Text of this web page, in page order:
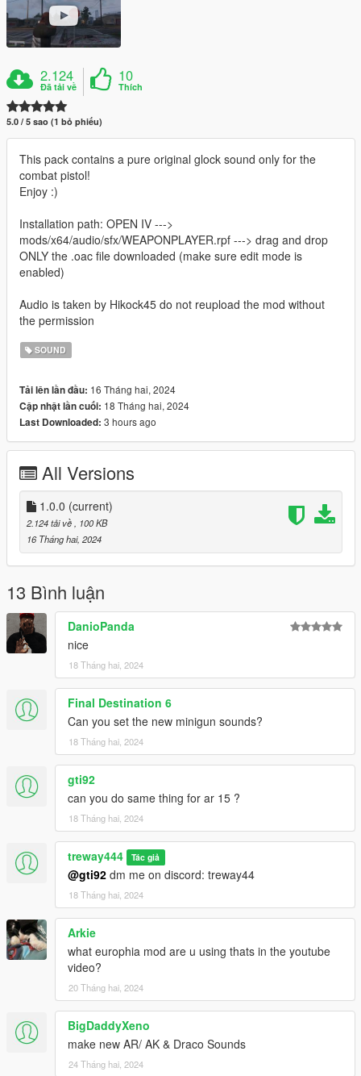
2.124
Đã tải về
10
Thích
5.0 / 5 sao (1 bỏ phiếu)
This pack contains a pure original glock sound only for the
combat pistol!
Enjoy :)
Installation path: OPEN IV --->
mods/x64/audio/sfx/WEAPONPLAYER.rpf ---> drag and drop
ONLY the .oac file downloaded (make sure edit mode is
enabled)
Audio is taken by Hikock45 do not reupload the mod without
the permission
SOUND
Tải lên lần đầu: 16 Tháng hai, 2024
Cập nhật lần cuối: 18 Tháng hai, 2024
Last Downloaded: 3 hours ago
All Versions
1.0.0 (current)
2.124 tải về
, 100 KB
16 Tháng hai, 2024
13 Bình luận
DanioPanda
nice
18 Tháng hai, 2024
Final Destination 6
Can you set the new minigun sounds?
18 Tháng hai, 2024
gti92
can you do same thing for ar 15 ?
18 Tháng hai, 2024
treway444 Tác giả
@gti92 dm me on discord: treway44
18 Tháng hai, 2024
Arkie
what europhia mod are u using thats in the youtube
video?
20 Tháng hai, 2024
BigDaddyXeno
make new AR/ AK & Draco Sounds
24 Tháng hai, 2024